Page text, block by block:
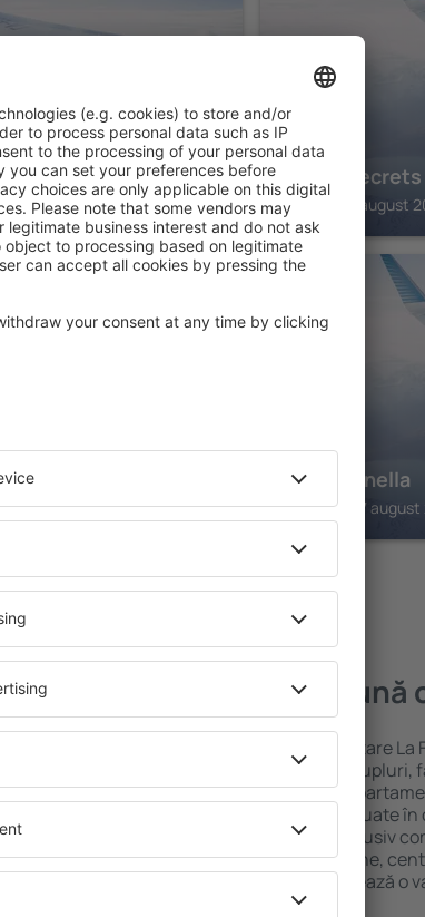
2 nopți
Hotel
Falset, 07 august
Only
2 nopți
La Siuranella
Siurana, 07
oferte La Figuera
La Figuera – cea mai bună
Puteți alege dintr-o ofertă variată de cazare La
proprietăți pentru o singură persoană, cupluri,
ȋn vârstă și grupuri. Oaspeţii pot sta în
pensiuni care oferă intimitate și sunt situate
La Figuera. Facilitățile din apropiere, inclusiv
închirieri auto, transport public, magazine,
locuri de relaxare sau distracţie, garantează o